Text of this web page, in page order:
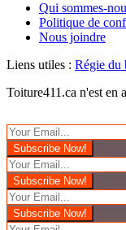
Qui sommes-
Politique de
Nous joindre
Liens utiles : Régie du
Toiture411.ca n'est en